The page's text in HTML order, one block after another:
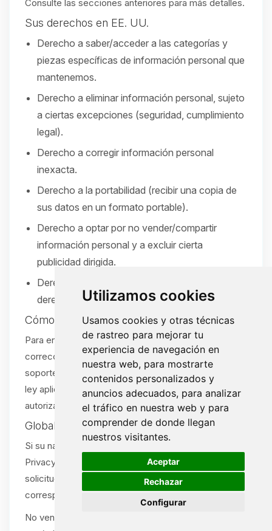
Utilizamos cookies
Usamos cookies y otras técnicas
de rastreo para mejorar tu
experiencia de navegación en
nuestra web, para mostrarte
contenidos personalizados y
anuncios adecuados, para analizar
el tráfico en nuestra web y para
comprender de donde llegan
nuestros visitantes.
Aceptar
Rechazar
Configurar
Consulte las secciones anteriores para más detalles.
Sus derechos en EE. UU.
Derecho a saber/acceder a las categorías y
piezas específicas de información personal que
mantenemos.
Derecho a eliminar información personal, sujeto
a ciertas excepciones (seguridad, cumplimiento
legal).
Derecho a corregir información personal
inexacta.
Derecho a la portabilidad (recibir una copia de
sus datos en un formato portable).
Derecho a optar por no vender/compartir
información personal y a excluir cierta
publicidad dirigida.
Derecho a no ser discriminado por ejercer sus
derechos.
Cómo ejercer sus derechos
Para enviar una solicitud (acceso, eliminación,
corrección, portabilidad u opt-out), abra un ticket de
soporte:
. Verificaremos su solicitud según la
ley aplicable. Se aceptan solicitudes por agente
autorizado con la debida prueba.
Global Privacy Control (GPC)
Si su navegador o extensión envía una señal Global
Privacy Control (GPC), la tratamos como una
solicitud de exclusión de venta/compartir cuando
corresponda.
No vendemos ni compartimos información personal
🍪